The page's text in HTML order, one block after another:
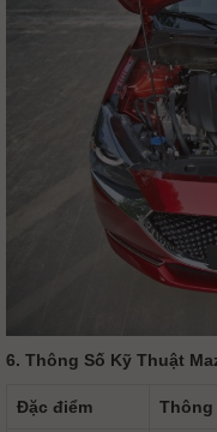
6. Thông Số Kỹ Thuật
Đặc điểm